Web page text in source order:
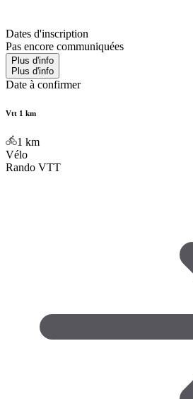
Dates d'inscription
Pas encore communiquées
Plus d'info
Plus d'info
Date à confirmer
Vtt 1 km
1 km
Vélo
Rando VTT